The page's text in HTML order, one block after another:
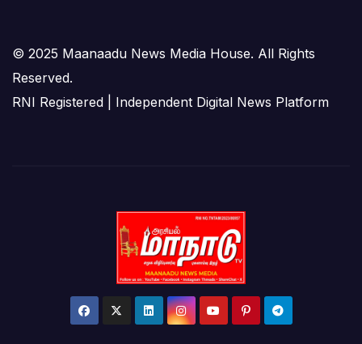
© 2025 Maanaadu News Media House. All Rights
Reserved.
RNI Registered | Independent Digital News Platform